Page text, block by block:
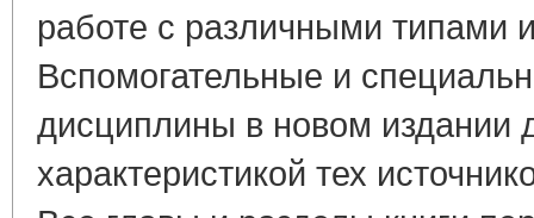
работе с различными типами
Вспомогательные и
дисциплины в новом издании
характеристикой тех